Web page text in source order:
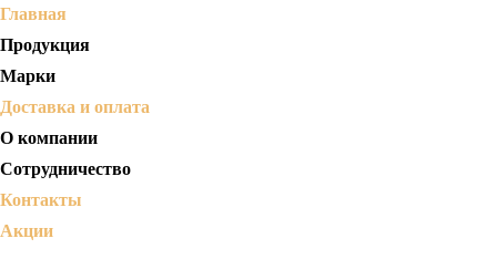
Главная
Продукция
Марки
Доставка и оплата
О компании
Сотрудничество
Контакты
Акции